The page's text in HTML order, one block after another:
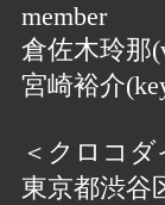
member
倉佐木玲那
宮崎裕介
＜クロコダ
東京都渋谷